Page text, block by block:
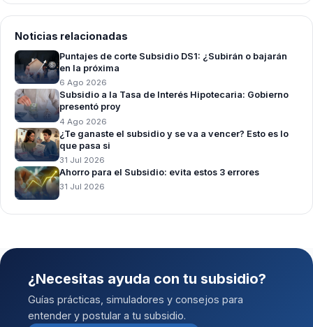
Noticias relacionadas
Puntajes de corte Subsidio DS1: ¿Subirán o bajarán
en la próxima
6 Ago 2026
Subsidio a la Tasa de Interés Hipotecaria: Gobierno
presentó proy
4 Ago 2026
¿Te ganaste el subsidio y se va a vencer? Esto es lo
que pasa si
31 Jul 2026
Ahorro para el Subsidio: evita estos 3 errores
31 Jul 2026
¿Necesitas ayuda con tu subsidio?
Guías prácticas, simuladores y consejos para
entender y postular a tu subsidio.